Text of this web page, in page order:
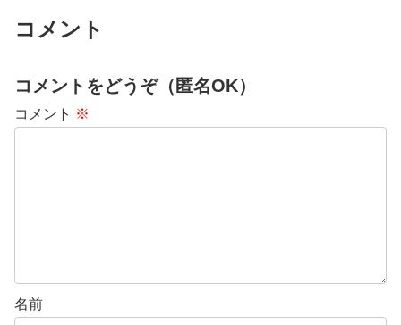
コメント
コメントをどうぞ（匿名OK）
コメント ※
名前